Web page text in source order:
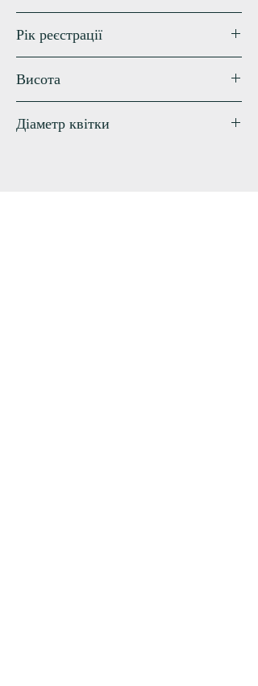
Рік реєстрації
Висота
Діаметр квітки